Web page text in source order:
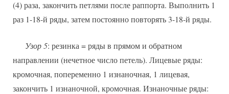
(4) раза, закончить петлями после раппорта. Выполнить 1
раз 1-18-й ряды, затем постоянно повторять 3-18-й ряды.
Узор 5: резинка = ряды в прямом и обратном
направлении (нечетное число петель). Лицевые ряды:
кромочная, попеременно 1 изнаночная, 1 лицевая,
закончить 1 изнаночной, кромочная. Изнаночные ряды: